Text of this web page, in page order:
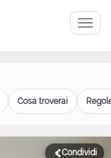
Menu
Cosa troverai
Condividi